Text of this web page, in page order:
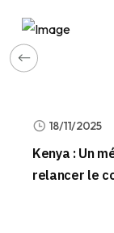
18/11/2025
Kenya : Un
relancer le